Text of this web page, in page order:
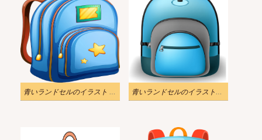
青いランドセルのイラスト PNG透過 2 青いランドセルのイラストpng